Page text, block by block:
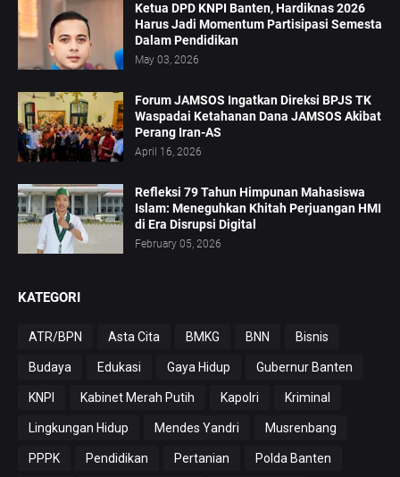
Ketua DPD KNPI Banten, Hardiknas 2026
Harus Jadi Momentum Partisipasi Semesta
Dalam Pendidikan
May 03, 2026
Forum JAMSOS Ingatkan Direksi BPJS TK
Waspadai Ketahanan Dana JAMSOS Akibat
Perang Iran-AS
April 16, 2026
Refleksi 79 Tahun Himpunan Mahasiswa
Islam: Meneguhkan Khitah Perjuangan HMI
di Era Disrupsi Digital
February 05, 2026
KATEGORI
ATR/BPN Asta Cita BMKG BNN Bisnis
Budaya Edukasi Gaya Hidup Gubernur Banten
KNPI Kabinet Merah Putih Kapolri Kriminal
Lingkungan Hidup Mendes Yandri Musrenbang
PPPK Pendidikan Pertanian Polda Banten